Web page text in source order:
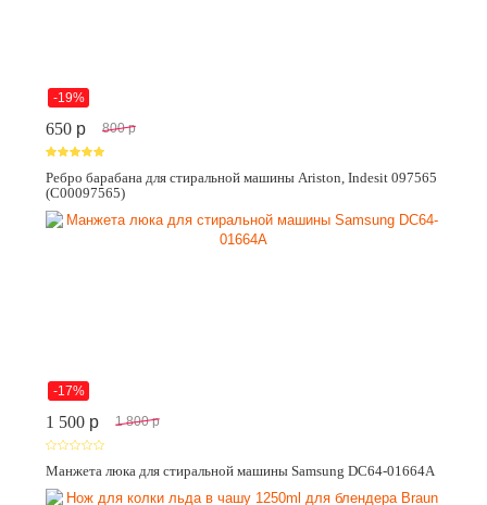
-19%
650 p 800 p
Ребро барабана для стиральной машины Ariston, Indesit 097565
(C00097565)
-17%
1 500 p 1 800 p
Манжета люка для стиральной машины Samsung DC64-01664A